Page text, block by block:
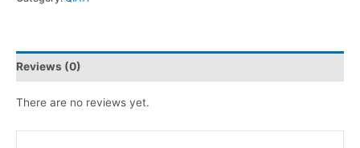
Reviews (0)
There are no reviews yet.